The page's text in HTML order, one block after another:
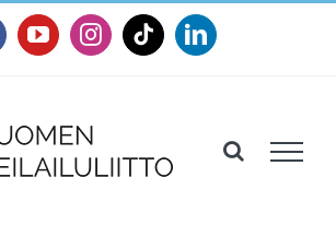
YouTubeInstagram
TiktokLinkedIn